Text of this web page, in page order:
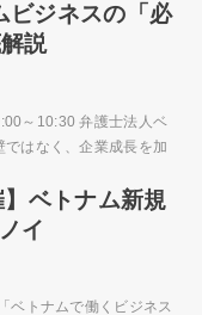
ビジネスの「必
説
～10:30 弁護士法人ベ
ではなく、企業成長を加
ベトナム新規
イ
ベトナムで働くビジネス